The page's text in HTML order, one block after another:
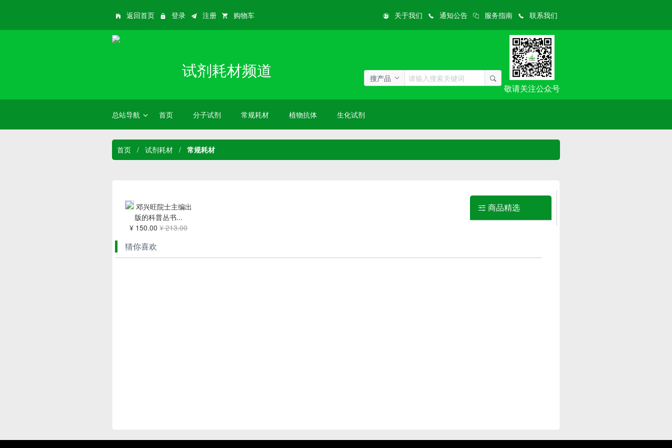
返回首页 登录 注册 购物车 关于我们 通知公告 服务指南 联系我们
试剂耗材频道 搜产品
敬请关注公众号
总站导航 首页 分子试剂 常规耗材 植物抗体 生化试剂
首页 / 试剂耗材 / 常规耗材
邓兴旺院士主编出
版的科普丛书...
¥ 150.00¥ 213.00
商品精选
猜你喜欢